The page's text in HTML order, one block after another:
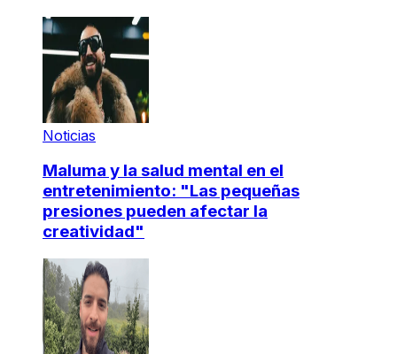
Noticias
Maluma y la salud mental en el
entretenimiento: "Las pequeñas
presiones pueden afectar la
creatividad"